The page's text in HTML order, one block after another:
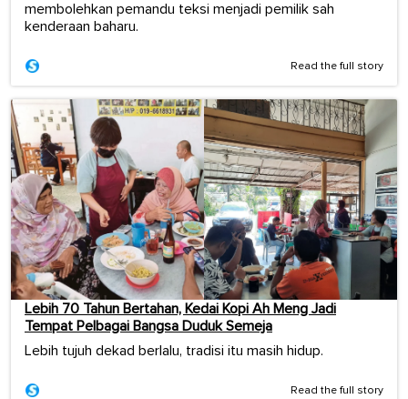
membolehkan pemandu teksi menjadi pemilik sah
kenderaan baharu.
Read the full story
Lebih 70 Tahun Bertahan, Kedai Kopi Ah Meng Jadi
Tempat Pelbagai Bangsa Duduk Semeja
Lebih tujuh dekad berlalu, tradisi itu masih hidup.
Read the full story